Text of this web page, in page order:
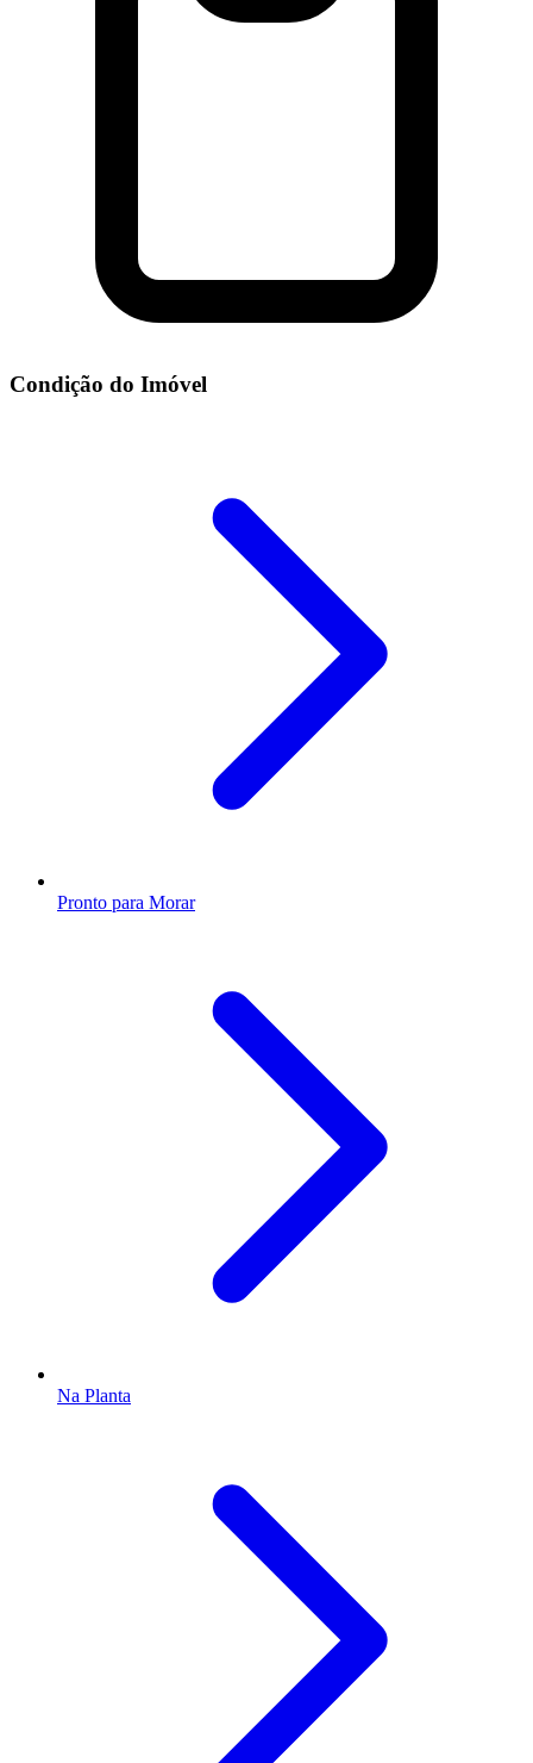
Condição do Imóvel
Pronto para Morar
Na Planta